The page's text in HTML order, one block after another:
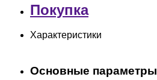
Покупка
Характеристики
Основные параметры